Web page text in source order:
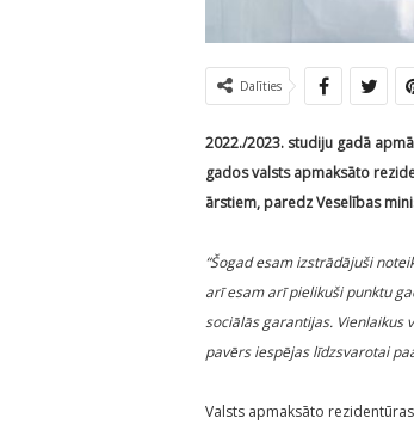
Dalīties
2022./2023. studiju gadā
gados valsts apmaksāto
ārstiem, paredz Veselības
“Šogad esam izstrādājuši
arī esam arī pielikuši punktu
sociālās garantijas.
pavērs iespējaslīdzsvarotai
Valsts apmaksāto